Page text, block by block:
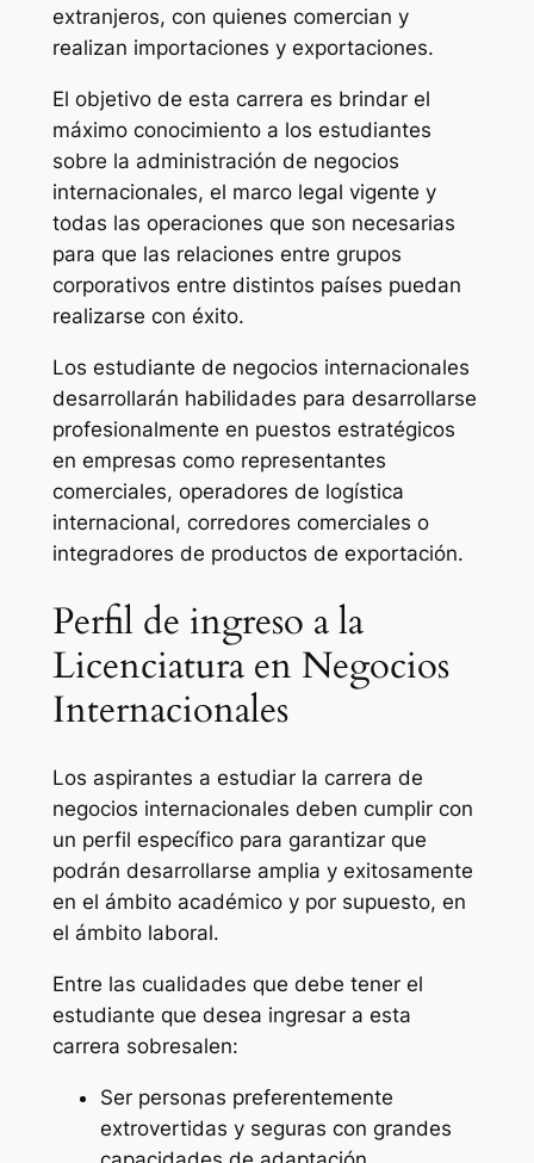
extranjeros, con quienes comercian y
realizan importaciones y exportaciones.
El objetivo de esta carrera es brindar el
máximo conocimiento a los estudiantes
sobre la administración de negocios
internacionales, el marco legal vigente y
todas las operaciones que son necesarias
para que las relaciones entre grupos
corporativos entre distintos países puedan
realizarse con éxito.
Los estudiante de negocios internacionales
desarrollarán habilidades para desarrollarse
profesionalmente en puestos estratégicos
en empresas como representantes
comerciales, operadores de logística
internacional, corredores comerciales o
integradores de productos de exportación.
Perfil de ingreso a la
Licenciatura en Negocios
Internacionales
Los aspirantes a estudiar la carrera de
negocios internacionales deben cumplir con
un perfil específico para garantizar que
podrán desarrollarse amplia y exitosamente
en el ámbito académico y por supuesto, en
el ámbito laboral.
Entre las cualidades que debe tener el
estudiante que desea ingresar a esta
carrera sobresalen:
Ser personas preferentemente
extrovertidas y seguras con grandes